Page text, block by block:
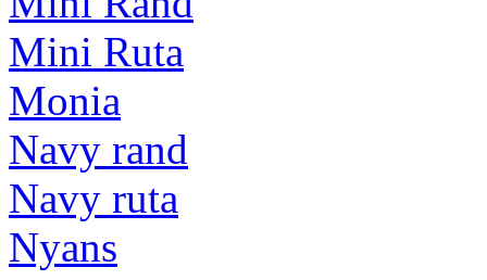
Mini Ruta
Monia
Navy rand
Navy ruta
Nyans